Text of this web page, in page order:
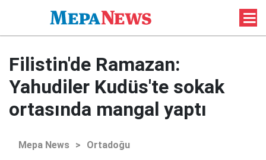
Filistin'de Ramazan:
Yahudiler Kudüs'te sokak
ortasında mangal yaptı
Mepa News > Ortadoğu